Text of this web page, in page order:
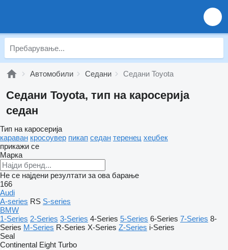
Автомобили Седани Седани Toyota
Седани Toyota, тип на каросерија
седан
Тип на каросерија
караван кросоувер пикап седан теренец хеџбек
прикажи се
Марка
Не се најдени резултати за ова барање
166
Audi
A-series RS S-series
BMW
1-Series 2-Series 3-Series 4-Series 5-Series 6-Series 7-Series 8-
Series M-Series R-Series X-Series Z-Series i-Series
Seal
Continental Eight Turbo